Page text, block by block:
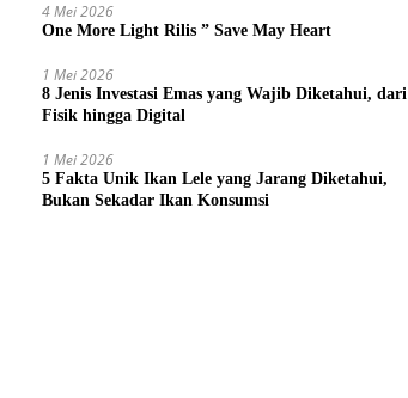
4 Mei 2026
One More Light Rilis ” Save May Heart
1 Mei 2026
8 Jenis Investasi Emas yang Wajib Diketahui, dari
Fisik hingga Digital
1 Mei 2026
5 Fakta Unik Ikan Lele yang Jarang Diketahui,
Bukan Sekadar Ikan Konsumsi